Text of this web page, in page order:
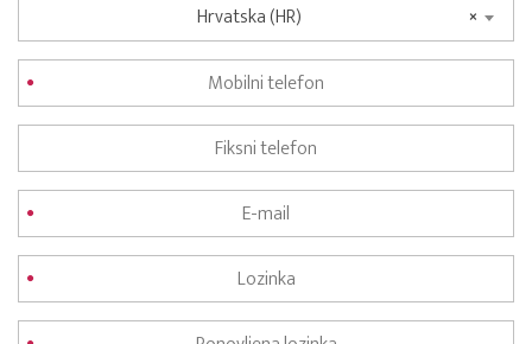
×
Hrvatska (HR)